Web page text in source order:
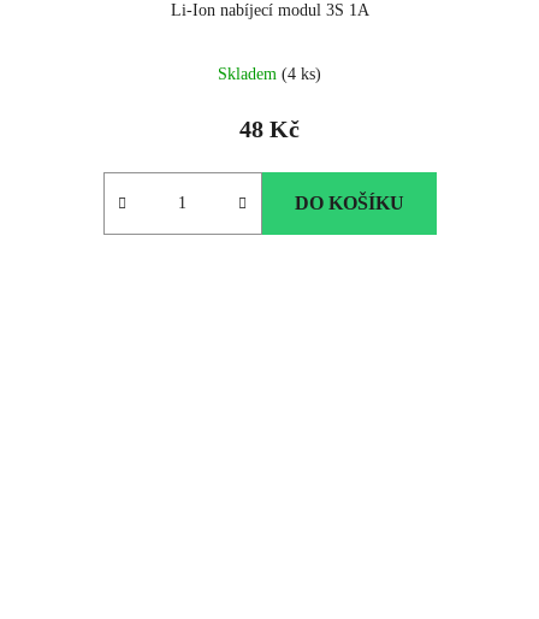
Li-Ion nabíjecí modul 3S 1A
Skladem (4 ks)
48 Kč
DO KOŠÍKU